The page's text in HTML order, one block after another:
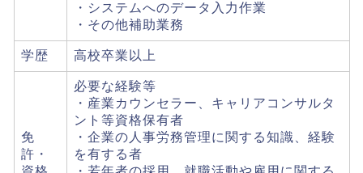
・システムへのデータ入力作業
・その他補助業務
学歴 高校卒業以上
免
許・
必要な経験等
・産業カウンセラー、キャリアコンサルタ
ント等資格保有者
・企業の人事労務管理に関する知識、経験
を有する者